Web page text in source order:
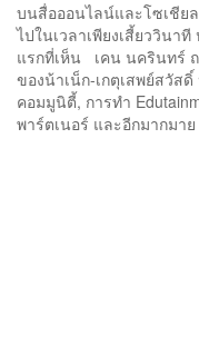
บนสื่อออนไลน์และโซเชีย
ไปในเวลาเพียงเสี้ยววิน
แรกที่เห็น เคน นครินทร์
ของน้าเน็ก-เกตุเสพย์สวัส
คอมมูนิตี้, การทำ
พาร์ตเนอร์ และอีกมากมา